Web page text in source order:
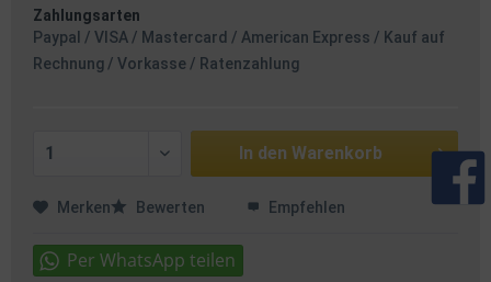
Zahlungsarten
Paypal / VISA / Mastercard / American Express / Kauf auf
Rechnung / Vorkasse / Ratenzahlung
In den Warenkorb
Merken Bewerten Empfehlen